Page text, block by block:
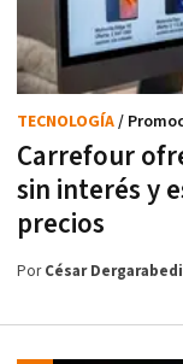
Carrefour
sin interés y
precios
TECNOLOGÍA/
PorCésar